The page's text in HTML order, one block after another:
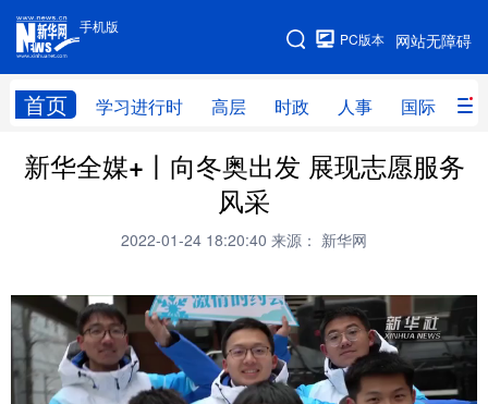
手机版
网站无障碍
PC版本
首页 学习进行时 高层 时政 人事 国际 财
手机版
网站地图
学习进行时 高层 时政 人事
全球连线
科技 科创 量子 体育
文化 书画 健康 军事
访谈 视频 图片 政务
新华全媒+丨向冬奥出发 展现志愿服务
风采
2022-01-24 18:20:40 来源： 新华网